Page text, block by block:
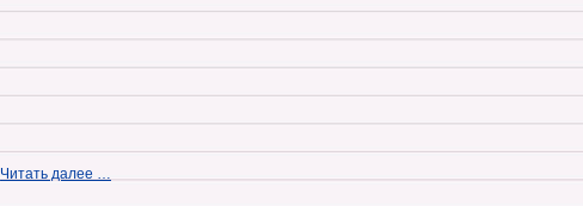
Читать далее …